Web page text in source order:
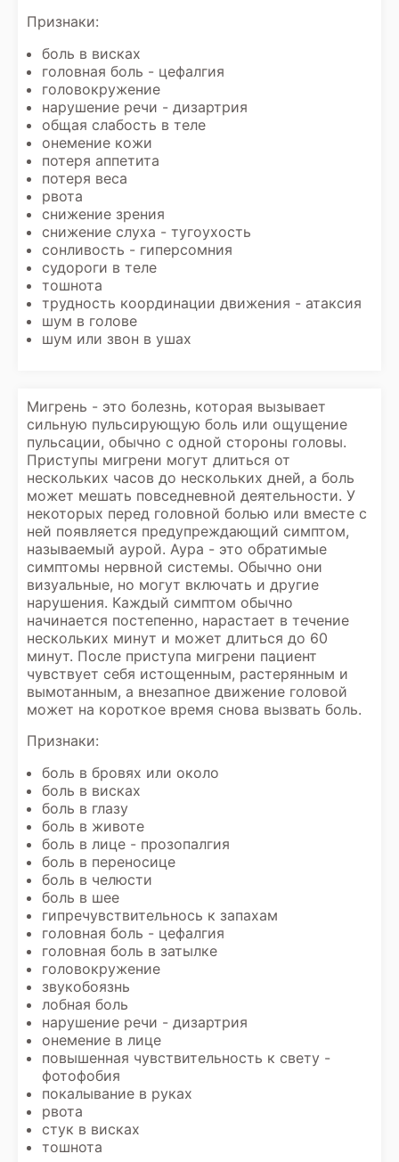
Признаки:
боль в висках
головная боль - цефалгия
головокружение
нарушение речи - дизартрия
общая слабость в теле
онемение кожи
потеря аппетита
потеря веса
рвота
снижение зрения
снижение слуха - тугоухость
сонливость - гиперсомния
судороги в теле
тошнота
трудность координации движения - атаксия
шум в голове
шум или звон в ушах
Мигрень - это болезнь, которая вызывает
сильную пульсирующую боль или ощущение
пульсации, обычно с одной стороны головы.
Приступы мигрени могут длиться от
нескольких часов до нескольких дней, а боль
может мешать повседневной деятельности. У
некоторых перед головной болью или вместе с
ней появляется предупреждающий симптом,
называемый аурой. Аура - это обратимые
симптомы нервной системы. Обычно они
визуальные, но могут включать и другие
нарушения. Каждый симптом обычно
начинается постепенно, нарастает в течение
нескольких минут и может длиться до 60
минут. После приступа мигрени пациент
чувствует себя истощенным, растерянным и
вымотанным, а внезапное движение головой
может на короткое время снова вызвать боль.
Признаки:
боль в бровях или около
боль в висках
боль в глазу
боль в животе
боль в лице - прозопалгия
боль в переносице
боль в челюсти
боль в шее
гипречувствительнось к запахам
головная боль - цефалгия
головная боль в затылке
головокружение
звукобоязнь
лобная боль
нарушение речи - дизартрия
онемение в лице
повышенная чувствительность к свету -
фотофобия
покалывание в руках
рвота
стук в висках
тошнота